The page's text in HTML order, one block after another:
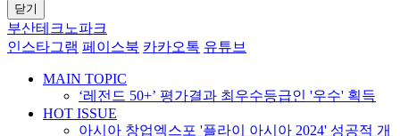
닫기
부산테크노파크
인스타그램 페이스북 카카오톡 유튜브
MAIN TOPIC
‘레전드 50+’ 평가결과 최우수등급인 '우수' 획득
HOT ISSUE
아시아 창업엑스포 '플라이 아시아 2024' 성공적 개